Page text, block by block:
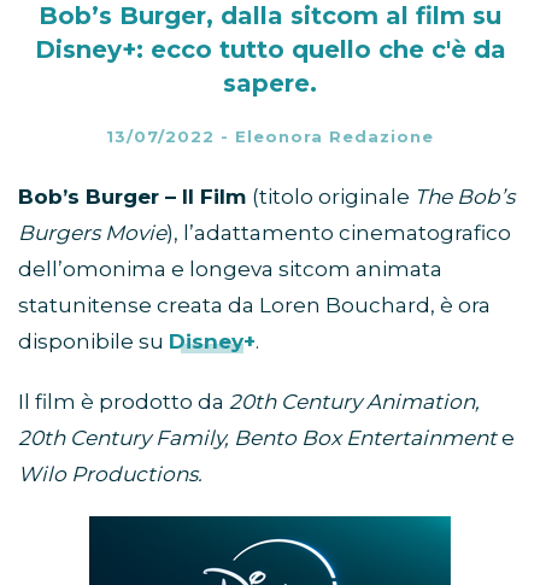
Bob’s Burger, dalla sitcom al film su
Disney+: ecco tutto quello che c'è da
sapere.
13/07/2022 - Eleonora Redazione
Bob’s Burger – Il Film (titolo originale The Bob’s
Burgers Movie), l’adattamento cinematografico
dell’omonima e longeva sitcom animata
statunitense creata da Loren Bouchard, è ora
disponibile su Disney+.
Il film è prodotto da 20th Century Animation,
20th Century Family, Bento Box Entertainmente
Wilo Productions.